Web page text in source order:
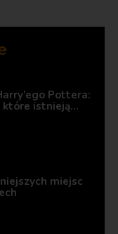
Pottera:
które istnieją…
miejsc